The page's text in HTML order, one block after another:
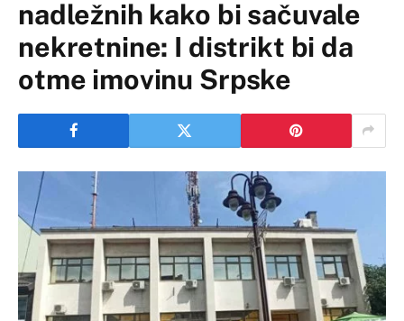
nadležnih kako bi sačuvale
nekretnine: I distrikt bi da
otme imovinu Srpske